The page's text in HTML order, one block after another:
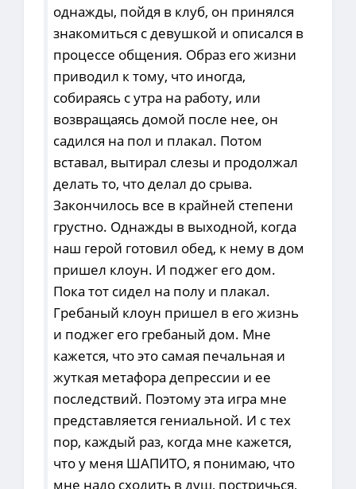
однажды, пойдя в клуб, он принялся
знакомиться с девушкой и описался в
процессе общения. Образ его жизни
приводил к тому, что иногда,
собираясь с утра на работу, или
возвращаясь домой после нее, он
садился на пол и плакал. Потом
вставал, вытирал слезы и продолжал
делать то, что делал до срыва.
Закончилось все в крайней степени
грустно. Однажды в выходной, когда
наш герой готовил обед, к нему в дом
пришел клоун. И поджег его дом.
Пока тот сидел на полу и плакал.
Гребаный клоун пришел в его жизнь
и поджег его гребаный дом. Мне
кажется, что это самая печальная и
жуткая метафора депрессии и ее
последствий. Поэтому эта игра мне
представляется гениальной. И с тех
пор, каждый раз, когда мне кажется,
что у меня ШАПИТО, я понимаю, что
мне надо сходить в душ, постричься,